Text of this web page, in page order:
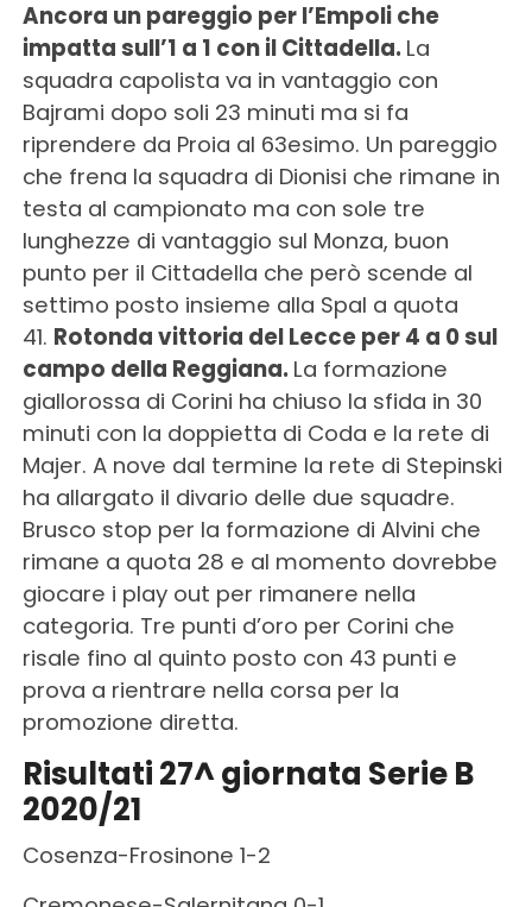
Ancora un pareggio per l’Empoli che
impatta sull’1 a 1 con il Cittadella. La
squadra capolista va in vantaggio con
Bajrami dopo soli 23 minuti ma si fa
riprendere da Proia al 63esimo. Un pareggio
che frena la squadra di Dionisi che rimane in
testa al campionato ma con sole tre
lunghezze di vantaggio sul Monza, buon
punto per il Cittadella che però scende al
settimo posto insieme alla Spal a quota
41. Rotonda vittoria del Lecce per 4 a 0 sul
campo della Reggiana. La formazione
giallorossa di Corini ha chiuso la sfida in 30
minuti con la doppietta di Coda e la rete di
Majer. A nove dal termine la rete di Stepinski
ha allargato il divario delle due squadre.
Brusco stop per la formazione di Alvini che
rimane a quota 28 e al momento dovrebbe
giocare i play out per rimanere nella
categoria. Tre punti d’oro per Corini che
risale fino al quinto posto con 43 punti e
prova a rientrare nella corsa per la
promozione diretta.
Risultati 27^ giornata Serie B
2020/21
Cosenza-Frosinone 1-2